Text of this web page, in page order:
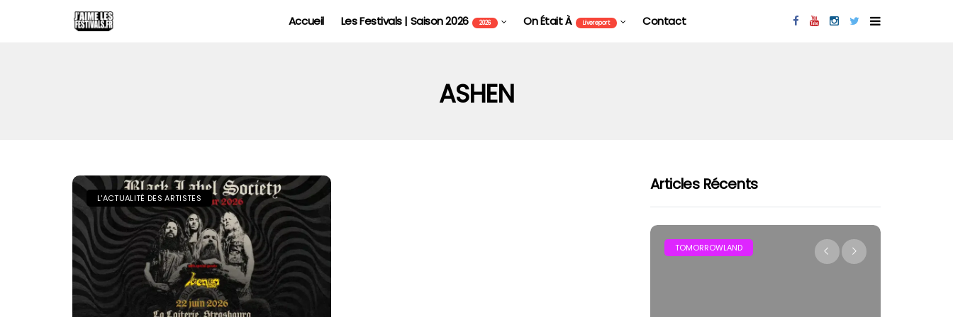
Accueil Les Festivals | Saison 2026 2026 On Était À Livereport Contact
ASHEN
L'ACTUALITÉ DES ARTISTES
Articles Récents
TOMORROWLAND